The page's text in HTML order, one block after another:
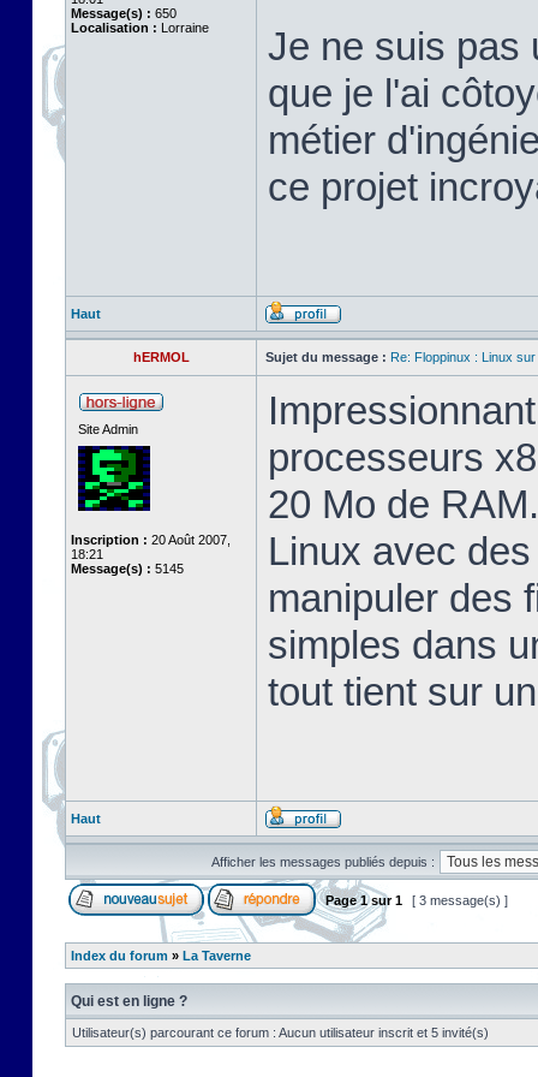
Message(s) : 650
Localisation : Lorraine
Je ne suis pas
que je l'ai
métier
ce projet
Haut
hERMOL Sujet du message : Re: Floppinux : Linux
Site Admin
Inscription : 20 Août 2007,
18:21
Message(s) : 5145
processeurs
20 Mo de
Linux avec
manipuler des
simples dans
tout tient sur
Haut
Afficher les messages publiés depuis :
Page1sur1 [ 3 message(s) ]
Index du forum » La Taverne
Qui est en ligne ?
Utilisateur(s) parcourant ce forum : Aucun utilisateur inscrit et 5 invité(s)